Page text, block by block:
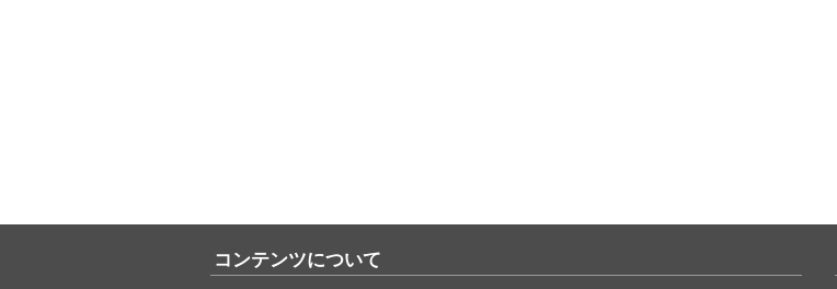
コンテンツについて